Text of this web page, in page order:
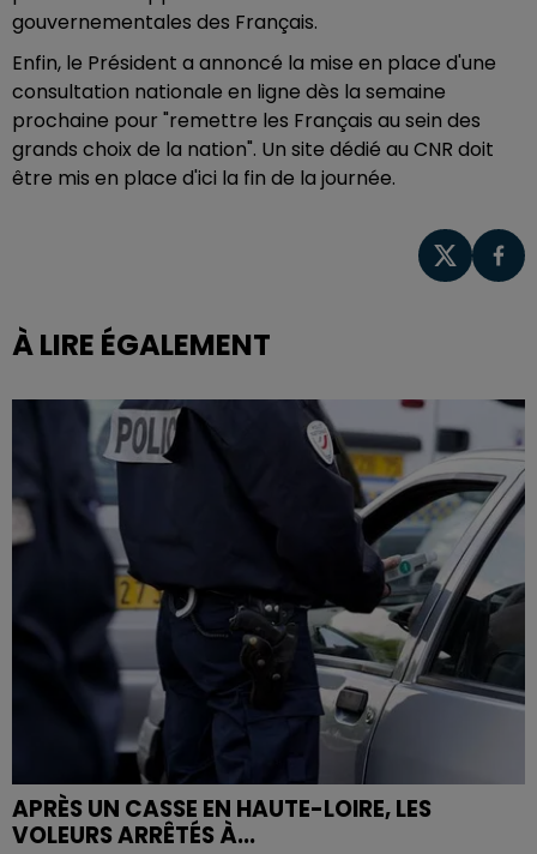
gouvernementales des Français.
Enfin, le Président a annoncé la mise en place d'une
consultation nationale en ligne dès la semaine
prochaine pour "remettre les Français au sein des
grands choix de la nation". Un site dédié au CNR doit
être mis en place d'ici la fin de la journée.
À LIRE ÉGALEMENT
APRÈS UN CASSE EN HAUTE-LOIRE, LES
VOLEURS ARRÊTÉS À...